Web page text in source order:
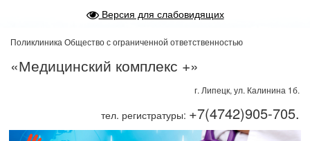
Версия для слабовидящих
Поликлиника Общество с ограниченной ответственностью
«Медицинский комплекс +»
г. Липецк, ул. Калинина 1б.
тел. регистратуры: +7(4742)905-705.